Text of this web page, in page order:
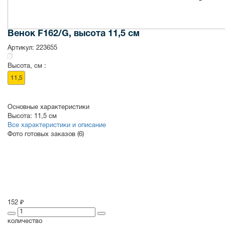
Венок F162/G, высота 11,5 см
Артикул: 223655
Высота, см :
11,5
Основные характеристики
Высота: 11,5 см
Все характеристики и описание
Фото готовых заказов (6)
152 ₽
количество